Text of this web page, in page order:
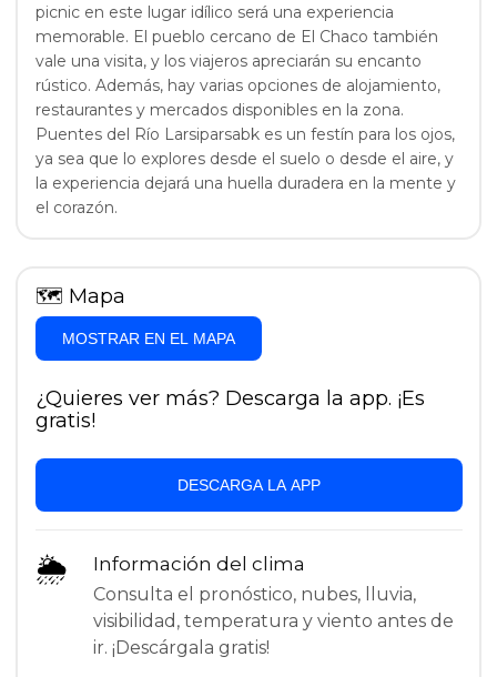
picnic en este lugar idílico será una experiencia
memorable. El pueblo cercano de El Chaco también
vale una visita, y los viajeros apreciarán su encanto
rústico. Además, hay varias opciones de alojamiento,
restaurantes y mercados disponibles en la zona.
Puentes del Río Larsiparsabk es un festín para los ojos,
ya sea que lo explores desde el suelo o desde el aire, y
la experiencia dejará una huella duradera en la mente y
el corazón.
🗺 Mapa
MOSTRAR EN EL MAPA
¿Quieres ver más? Descarga la app. ¡Es
gratis!
DESCARGA LA APP
🌦 Información del clima
Consulta el pronóstico, nubes, lluvia,
visibilidad, temperatura y viento antes de
ir. ¡Descárgala gratis!